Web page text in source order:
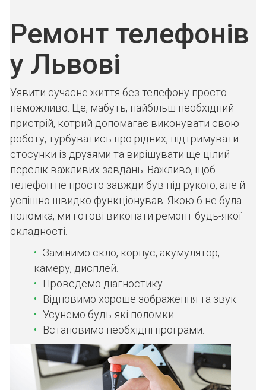
Ремонт телефонів
у Львові
Уявити сучасне життя без телефону просто
неможливо. Це, мабуть, найбільш необхідний
пристрій, котрий допомагає виконувати свою
роботу, турбуватись про рідних, підтримувати
стосунки із друзями та вирішувати ще цілий
перелік важливих завдань. Важливо, щоб
телефон не просто завжди був під рукою, але й
успішно швидко функціонував. Якою б не була
поломка, ми готові виконати ремонт будь-якої
складності.
Замінимо скло, корпус, акумулятор,
камеру, дисплей.
Проведемо діагностику.
Відновимо хороше зображення та звук.
Усунемо будь-які поломки.
Встановимо необхідні програми.